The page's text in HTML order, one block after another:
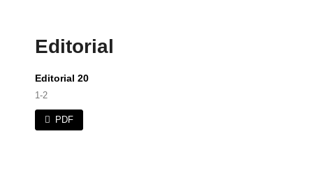
Editorial
Editorial 20
1-2
PDF